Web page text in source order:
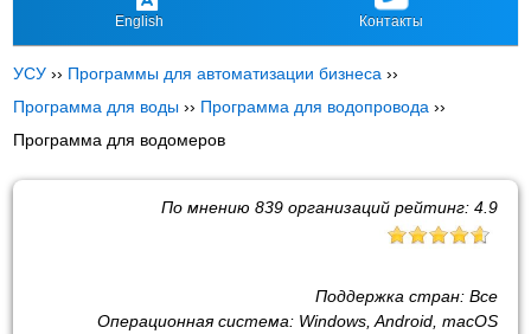
English Контакты
УСУ ›› Программы для автоматизации бизнеса ››
Программа для воды ›› Программа для водопровода ››
Программа для водомеров
По мнению 839организаций рейтинг: 4.9
Поддержка стран: Все
Операционная система: Windows, Android, macOS